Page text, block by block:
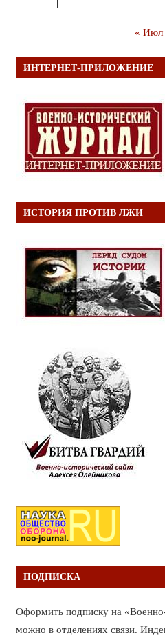
« Июл
ИНТЕРНЕТ-ПРИЛОЖЕНИЕ
ИСТОРИЯ ПРОТИВ ЛЖИ
ПОДПИСКА
Оформить подписку на
можно в отделениях связи.